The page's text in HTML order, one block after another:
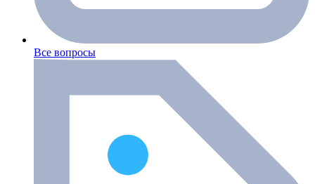
Все вопросы